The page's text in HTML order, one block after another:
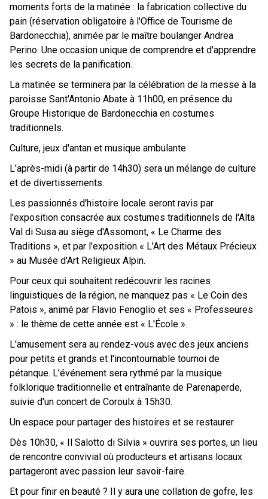
moments forts de la matinée : la fabrication collective du
pain (réservation obligatoire à l'Office de Tourisme de
Bardonecchia), animée par le maître boulanger Andrea
Perino. Une occasion unique de comprendre et d'apprendre
les secrets de la panification.
La matinée se terminera par la célébration de la messe à la
paroisse Sant'Antonio Abate à 11h00, en présence du
Groupe Historique de Bardonecchia en costumes
traditionnels.
Culture, jeux d'antan et musique ambulante
L'après-midi (à partir de 14h30) sera un mélange de culture
et de divertissements.
Les passionnés d'histoire locale seront ravis par
l'exposition consacrée aux costumes traditionnels de l'Alta
Val di Susa au siège d'Assomont, « Le Charme des
Traditions », et par l'exposition « L'Art des Métaux Précieux
» au Musée d'Art Religieux Alpin.
Pour ceux qui souhaitent redécouvrir les racines
linguistiques de la région, ne manquez pas « Le Coin des
Patois », animé par Flavio Fenoglio et ses « Professeures
» : le thème de cette année est « L'École ».
L'amusement sera au rendez-vous avec des jeux anciens
pour petits et grands et l'incontournable tournoi de
pétanque. L'événement sera rythmé par la musique
folklorique traditionnelle et entraînante de Parenaperde,
suivie d'un concert de Coroulx à 15h30.
Un espace pour partager des histoires et se restaurer
Dès 10h30, « Il Salotto di Silvia » ouvrira ses portes, un lieu
de rencontre convivial où producteurs et artisans locaux
partageront avec passion leur savoir-faire.
Et pour finir en beauté ? Il y aura une collation de gofre, les